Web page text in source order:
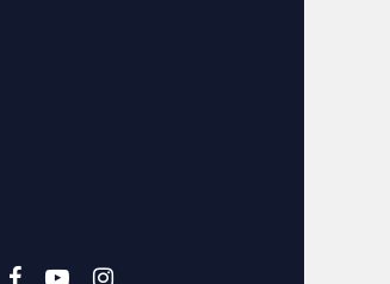
facebookyoutubeinstagram